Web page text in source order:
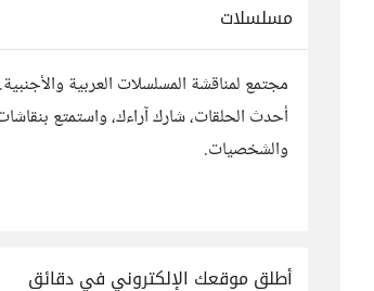
مسلسلات
مجتمع لمناقشة المسلسلات العربية
أحدث الحلقات، شارك آراءك، واستمتع
والشخصيات.
أطلق موقعك الإلكتروني في دقائق